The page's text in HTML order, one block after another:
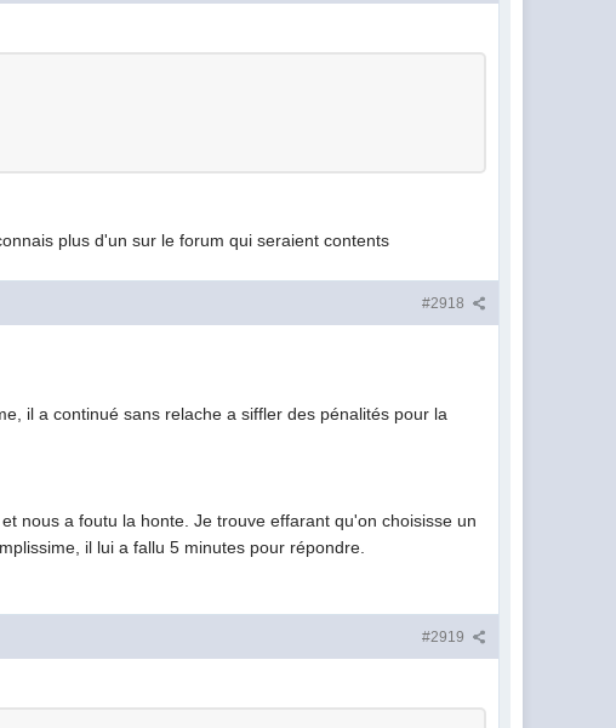
plus d'un sur le forum qui seraient contents
#2918
il a continué sans relache a siffler des pénalités pour la
nous a foutu la honte. Je trouve effarant qu'on choisisse un
il lui a fallu 5 minutes pour répondre.
#2919